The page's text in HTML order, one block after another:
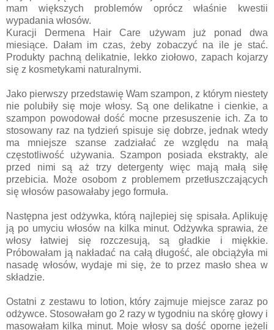
mam większych problemów oprócz właśnie kwestii
wypadania włosów.
Kuracji Dermena Hair Care używam już ponad dwa
miesiące. Dałam im czas, żeby zobaczyć na ile je stać.
Produkty pachną delikatnie, lekko ziołowo, zapach kojarzy
się z kosmetykami naturalnymi.
Jako pierwszy przedstawię Wam szampon, z którym niestety
nie polubiły się moje włosy. Są one delikatne i cienkie, a
szampon powodował dość mocne przesuszenie ich. Za to
stosowany raz na tydzień spisuje się dobrze, jednak wtedy
ma mniejsze szanse zadziałać ze względu na małą
częstotliwość używania. Szampon posiada ekstrakty, ale
przed nimi są aż trzy detergenty więc mają małą siłę
przebicia. Może osobom z problemem przetłuszczających
się włosów pasowałaby jego formuła.
Następna jest odżywka, którą najlepiej się spisała. Aplikuję
ją po umyciu włosów na kilka minut. Odżywka sprawia, że
włosy łatwiej się rozczesują, są gładkie i miękkie.
Próbowałam ją nakładać na całą długość, ale obciążyła mi
nasadę włosów, wydaje mi się, że to przez masło shea w
składzie.
Ostatni z zestawu to lotion, który zajmuje miejsce zaraz po
odżywce. Stosowałam go 2 razy w tygodniu na skórę głowy i
masowałam kilka minut. Moje włosy są dość oporne jeżeli